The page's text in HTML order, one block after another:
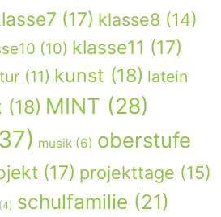
(17) klasse8 (14)
(10) klasse11 (17)
(11) kunst (18) latein
(18) MINT (28)
musik (6) oberstufe
(17) projekttage (15)
(4) schulfamilie (21)